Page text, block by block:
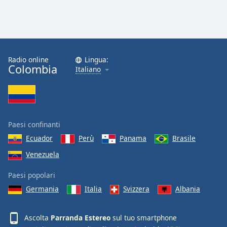
Area
Background
Color
Font
Size
Text
Edge
Radio online
Colombia
Lingua:
Italiano
Paesi confinanti
Ecuador
Perù Panama
Brasile
Venezuela
Paesi popolari
Germania
Italia Svizzera Albania
Ascolta Parranda Estereo sul tuo smartphone